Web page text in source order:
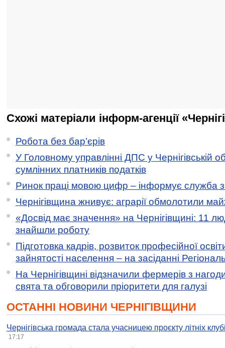
Схожі матеріали інформ-агенції
Робота без бар’єрів
У Головному управлінні ДПС у Чернігівській
сумлінних платників податків
Ринок праці мовою цифр – інформує служба
Чернігівщина жнивує: аграрії обмолотили
«Досвід має значення» на Чернігівщині: 11
знайшли роботу
Підготовка кадрів, розвиток професійної
зайнятості населення – на засіданні
На Чернігівщині відзначили фермерів з
свята та обговорили пріоритети для галузі
ОСТАННІ НОВИНИ ЧЕРНІГІВЩИНИ
Чернігівська громада стала учасницею проєкту літніх
17:17